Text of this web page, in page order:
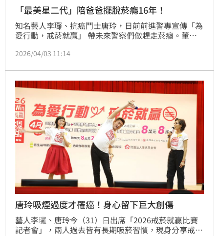
「最美星二代」陪爸爸擺脫菸癮16年！
知名藝人李㼈、抗癌鬥士唐玲，日前前進警專宣傳「為
愛行動，戒菸就贏」 帶未來警察們做趕走菸癮。董氏
代🔎拍照分享留言抽好禮」助人戒菸活動 ，李㼈與寶
就贏比賽」行列，只要一起合拍或拍下「2026戒菸就
贏」文宣製作物，同時在臉書共開分享留言，就有機會
抽中郵局現金禮卷。（記者：簡浩正）
2026/04/03 11:14
唐玲吸煙過度才罹癌！身心留下巨大創傷
藝人李㼈、唐玲今（31）日出席「2026戒菸就贏比賽
記者會」，兩人過去皆有長期吸菸習慣，現身分享戒菸